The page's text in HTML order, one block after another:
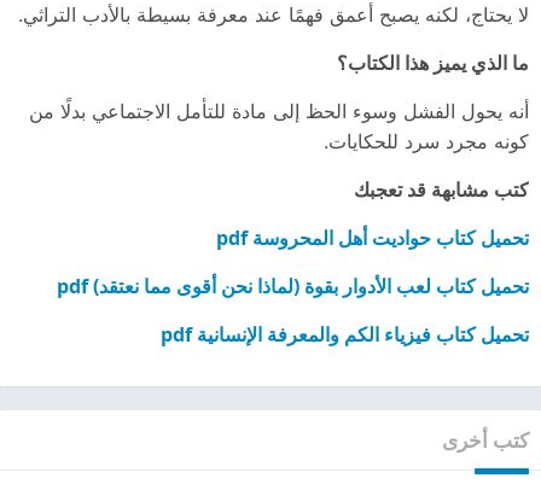
لا يحتاج، لكنه يصبح أعمق فهمًا عند معرفة بسيطة بالأدب التراثي.
ما الذي يميز هذا الكتاب؟
أنه يحول الفشل وسوء الحظ إلى مادة للتأمل الاجتماعي بدلًا من
كونه مجرد سرد للحكايات.
كتب مشابهة قد تعجبك
تحميل كتاب حواديت أهل المحروسة pdf
تحميل كتاب لعب الأدوار بقوة (لماذا نحن أقوى مما نعتقد) pdf
تحميل كتاب فيزياء الكم والمعرفة الإنسانية pdf
كتب أخرى